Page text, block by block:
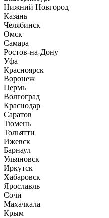
Нижний Новгород
Казань
Челябинск
Омск
Самара
Ростов-на-Дону
Уфа
Красноярск
Воронеж
Пермь
Волгоград
Краснодар
Саратов
Тюмень
Тольятти
Ижевск
Барнаул
Ульяновск
Иркутск
Хабаровск
Ярославль
Сочи
Махачкала
Крым